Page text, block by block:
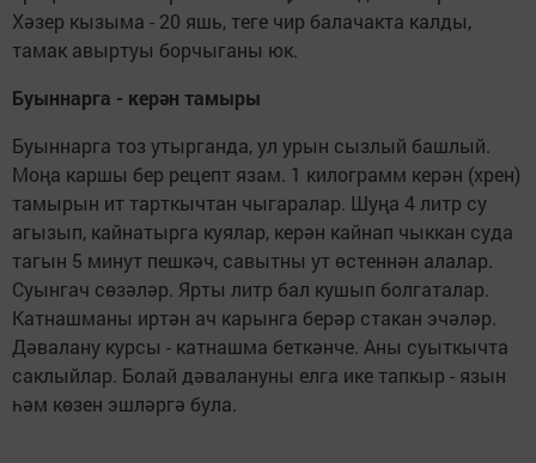
Хәзер кызыма - 20 яшь, теге чир балачакта калды,
тамак авыртуы борчыганы юк.
Буыннарга - керән тамыры
Буыннарга тоз утырганда, ул урын сызлый башлый.
Моңа каршы бер рецепт язам. 1 килограмм керән (хрен)
тамырын ит тарткычтан чыгаралар. Шуңа 4 литр су
агызып, кайнатырга куялар, керән кайнап чыккан суда
тагын 5 минут пешкәч, савытны ут өстеннән алалар.
Суынгач сөзәләр. Ярты литр бал кушып болгаталар.
Катнашманы иртән ач карынга берәр стакан эчәләр.
Дәвалану курсы - катнашма беткәнче. Аны суыткычта
саклыйлар. Болай дәвалануны елга ике тапкыр - язын
һәм көзен эшләргә була.